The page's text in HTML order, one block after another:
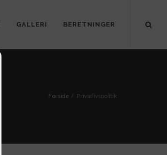
GALLERI BERETNINGER
Forside Privatlivspolitik